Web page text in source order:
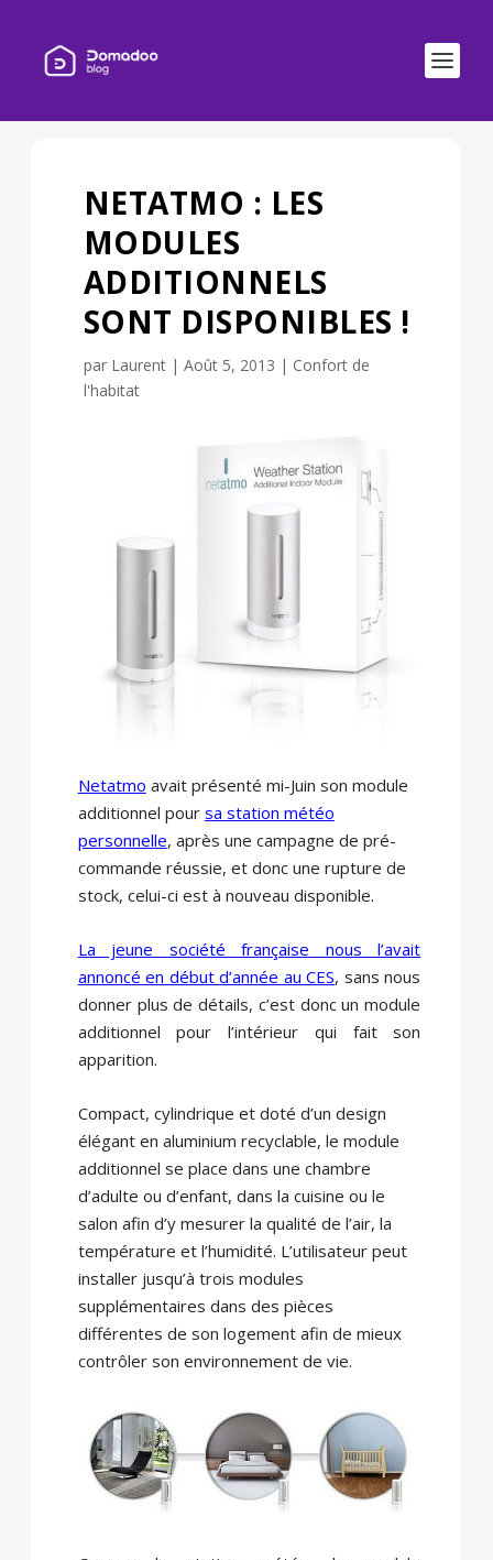
NETATMO : LES
MODULES
ADDITIONNELS
SONT DISPONIBLES !
par Laurent| Août 5, 2013 | Confort de
l'habitat
Netatmo avait présenté mi-Juin son module
additionnel pour sa station météo
personnelle, après une campagne de pré-
commande réussie, et donc une rupture de
stock, celui-ci est à nouveau disponible.
La jeune société française nous l’avait
annoncé en début d’année au CES, sans nous
donner plus de détails, c’est donc un module
additionnel pour l’intérieur qui fait son
apparition.
Compact, cylindrique et doté d’un design
élégant en aluminium recyclable, le module
additionnel se place dans une chambre
d’adulte ou d’enfant, dans la cuisine ou le
salon afin d’y mesurer la qualité de l’air, la
température et l’humidité. L’utilisateur peut
installer jusqu’à trois modules
supplémentaires dans des pièces
différentes de son logement afin de mieux
contrôler son environnement de vie.